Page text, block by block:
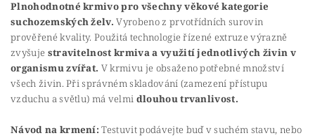
Plnohodnotné krmivo pro všechny věkové kategorie
suchozemských želv. Vyrobeno z prvotřídních surovin
prověřené kvality. Použitá technologie řízené extruze výrazně
zvyšuje stravitelnost krmiva a využití jednotlivých živin v
organismu zvířat. V krmivu je obsaženo potřebné množství
všech živin. Při správném skladování (zamezení přístupu
vzduchu a světlu) má velmi dlouhou trvanlivost.
Návod na krmení: Testuvit podávejte buď v suchém stavu, nebo